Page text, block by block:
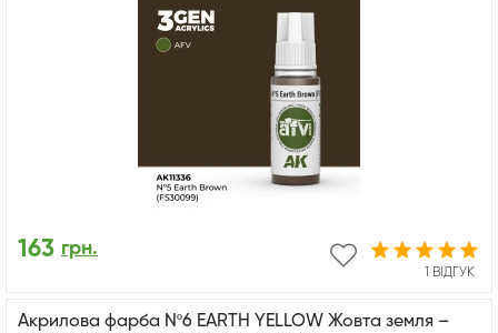
1 ВІДГУК
163 грн.
Акрилова фарба Nº6 EARTH YELLOW Жовта земля –